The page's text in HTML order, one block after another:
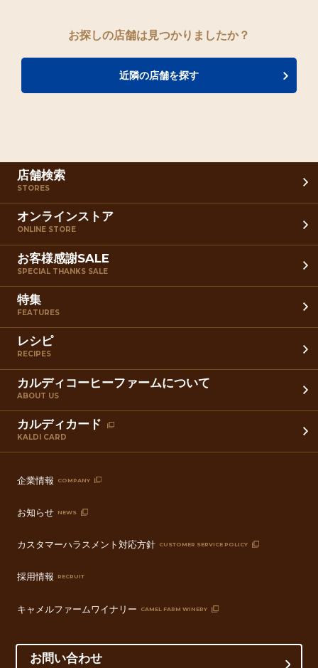
お探しの店舗は見つかりましたか？
近隣の店舗を探す
店舗検索
STORES
オンラインストア
ONLINE STORE
お客様感謝SALE
SPECIAL THANKS SALE
特集
FEATURES
レシピ
RECIPES
カルディコーヒーファームについて
ABOUT US
カルディカード
KALDI CARD
企業情報 COMPANY
お知らせ NEWS
カスタマーハラスメント対応方針 CUSTOMER SERVICE POLICY
採用情報 RECRUIT
キャメルファームワイナリー CAMEL FARM WINERY
お問い合わせ